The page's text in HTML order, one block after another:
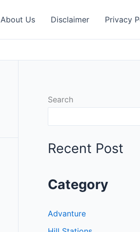
About Us Disclaimer Privacy
Search
Recent Post
Category
Advanture